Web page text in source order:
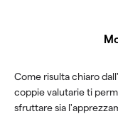
Come risulta chiaro
coppie valutarie ti
sfruttare sia